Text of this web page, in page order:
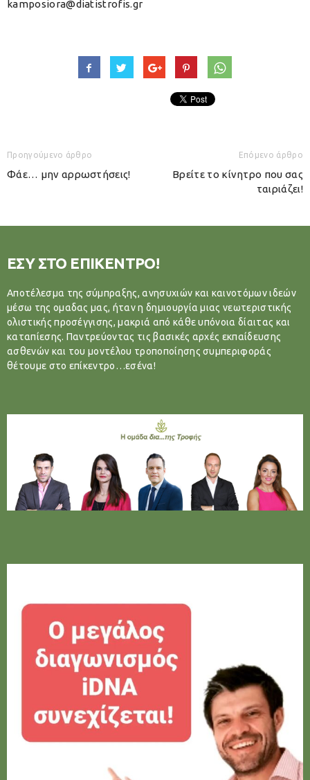
kamposiora@diatistrofis.gr
Προηγούμενο άρθρο
Φάε… μην αρρωστήσεις!
Επόμενο άρθρο
Βρείτε το κίνητρο που σας
ταιριάζει!
ΕΣΥ ΣΤΟ ΕΠΙΚΕΝΤΡΟ!
Αποτέλεσμα της σύμπραξης, ανησυχιών και καινοτόμων ιδεών
μέσω της ομαδας μας, ήταν η δημιουργία μιας νεωτεριστικής
ολιστικής προσέγγισης, μακριά από κάθε υπόνοια δίαιτας και
καταπίεσης. Παντρεύοντας τις βασικές αρχές εκπαίδευσης
ασθενών και του μοντέλου τροποποίησης συμπεριφοράς
θέτουμε στο επίκεντρο…εσένα!